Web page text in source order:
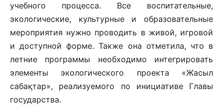
учебного процесса. Все воспитательные,
экологические, культурные и образовательные
мероприятия нужно проводить в живой, игровой
и доступной форме. Также она отметила, что в
летние программы необходимо интегрировать
элементы экологического проекта «Жасыл
сабақтар», реализуемого по инициативе Главы
государства.